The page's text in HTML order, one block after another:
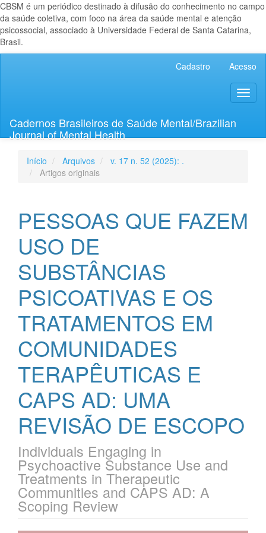
CBSM é um periódico destinado à difusão do conhecimento no campo
da saúde coletiva, com foco na área da saúde mental e atenção
psicossocial, associado à Universidade Federal de Santa Catarina,
Brasil.
Lateral
Cadastro Acesso
Cadernos Brasileiros de Saúde Mental/Brazilian
Journal of Mental Health
Início Arquivos
v. 17 n. 52 (2025): .
Artigos originais
PESSOAS QUE FAZEM
USO DE
SUBSTÂNCIAS
PSICOATIVAS E OS
TRATAMENTOS EM
COMUNIDADES
TERAPÊUTICAS E
CAPS AD: UMA
REVISÃO DE ESCOPO
Individuals Engaging in
Psychoactive Substance Use and
Treatments in Therapeutic
Communities and CAPS AD: A
Scoping Review